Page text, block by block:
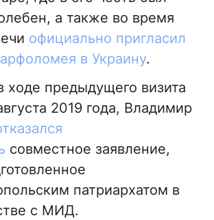
а также во время
официально пригласил
в Украину.
предыдущего визита
2019 года, Владимир
совместное заявление,
патриархатом в
с МИД.